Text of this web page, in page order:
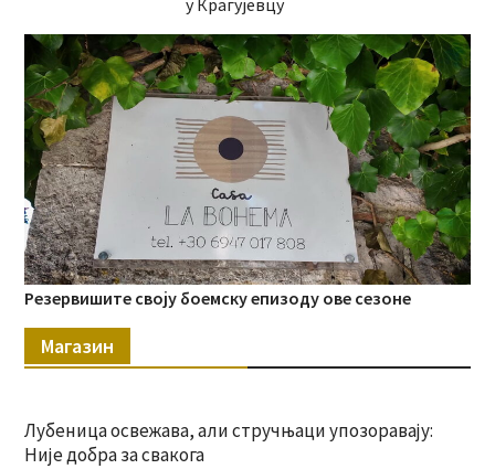
у Крагујевцу
Резервишите своју боемску епизоду ове сезоне
Магазин
Лубеница освежава, али стручњаци упозоравају:
Није добра за свакога